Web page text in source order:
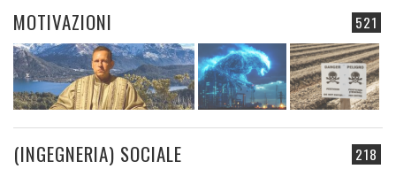
521
MOTIVAZIONI
218
(INGEGNERIA) SOCIALE